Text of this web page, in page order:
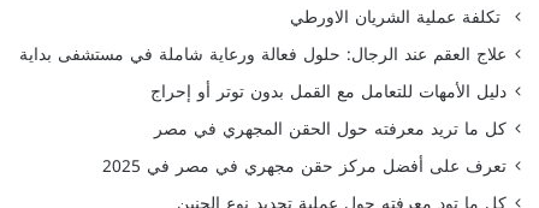
تكلفة عملية الشريان الاورطي
علاج العقم عند الرجال: حلول فعالة ورعاية شاملة في مستشفى بداية
دليل الأمهات للتعامل مع القمل بدون توتر أو إحراج
كل ما تريد معرفته حول الحقن المجهري في مصر
تعرف على أفضل مركز حقن مجهري في مصر في 2025